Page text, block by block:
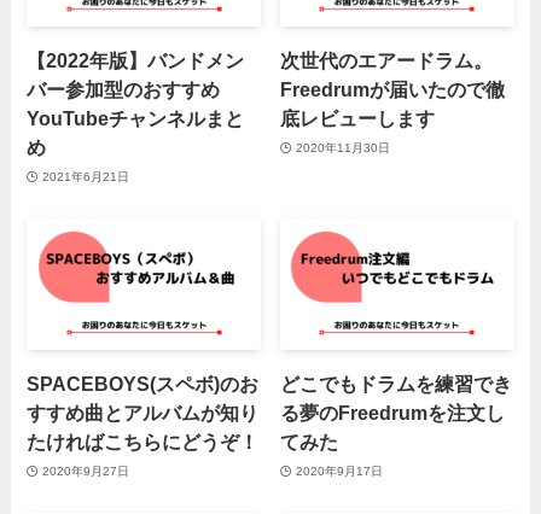
【2022年版】バンドメン
バー参加型のおすすめ
YouTubeチャンネルまと
め
2021年6月21日
次世代のエアードラム。
Freedrumが届いたので徹
底レビューします
2020年11月30日
SPACEBOYS(スペボ)のお
すすめ曲とアルバムが知り
たければこちらにどうぞ！
2020年9月27日
どこでもドラムを練習でき
る夢のFreedrumを注文し
てみた
2020年9月17日